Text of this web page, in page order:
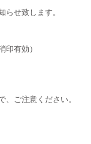
らせ致します。
有効）
ご注意ください。